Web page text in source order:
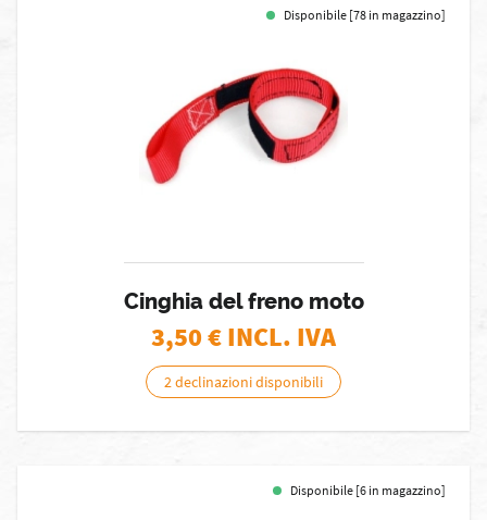
Disponibile [78 in magazzino]
Cinghia del freno moto
3,50€ INCL. IVA
2 declinazioni disponibili
Disponibile [6 in magazzino]